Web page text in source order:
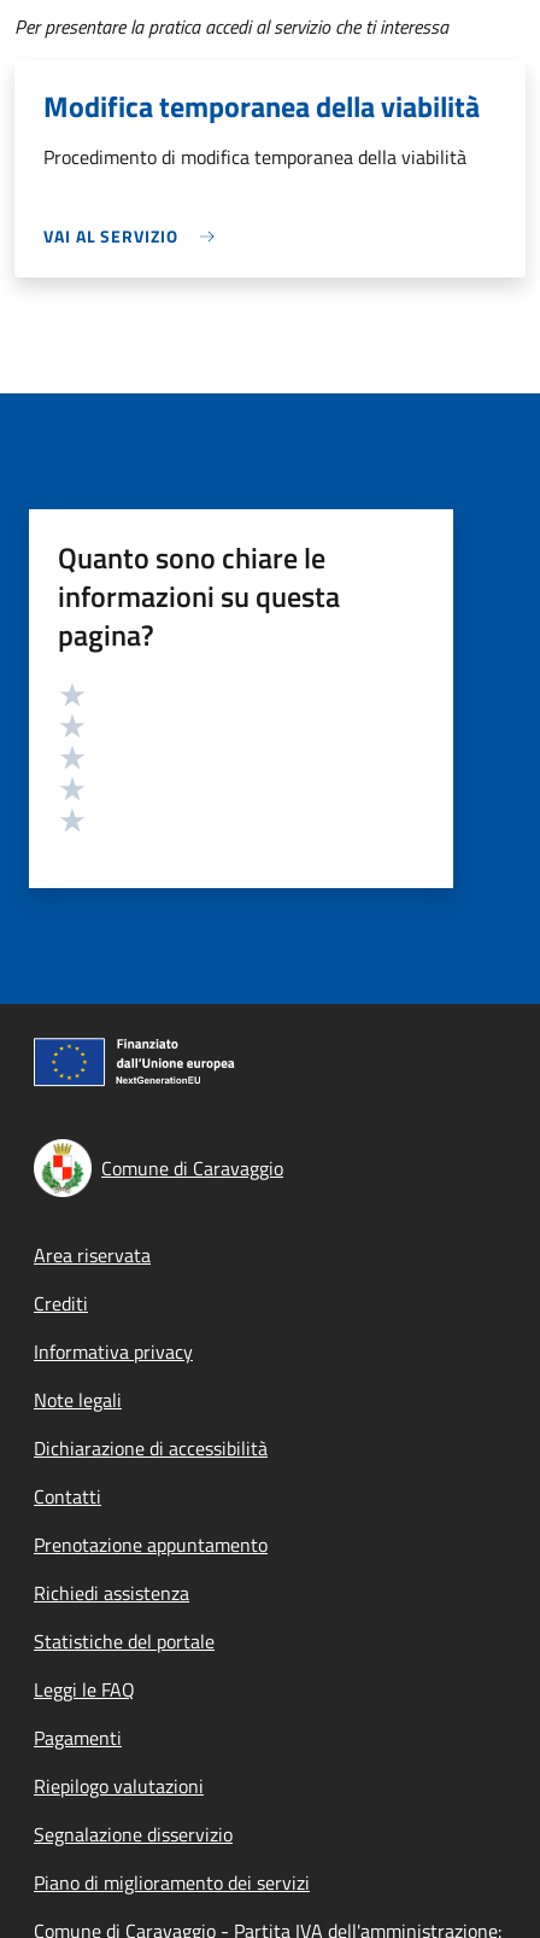
Per presentare la pratica accedi al servizio che ti interessa
Modifica temporanea della viabilità
Procedimento di modifica temporanea della viabilità
VAI AL SERVIZIO
Quanto sono chiare le
informazioni su questa
pagina?
Valutazione
Comune di Caravaggio
Footer menu
Area riservata
Crediti
Informativa privacy
Note legali
Dichiarazione di accessibilità
Contatti
Prenotazione appuntamento
Richiedi assistenza
Statistiche del portale
Leggi le FAQ
Pagamenti
Riepilogo valutazioni
Segnalazione disservizio
Piano di miglioramento dei servizi
Comune di Caravaggio - Partita IVA dell'amministrazione: